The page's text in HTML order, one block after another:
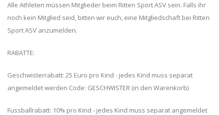
Alle Athleten müssen Mitglieder beim Ritten Sport ASV sein. Falls ihr
noch kein Mitglied seid, bitten wir euch, eine Mitgliedschaft bei Ritten
Sport ASV anzumelden.
RABATTE:
Geschwisterrabatt: 25 Euro pro Kind - jedes Kind muss separat
angemeldet werden Code: GESCHWISTER (in den Warenkorb)
Fussballrabatt: 10% pro Kind - jedes Kind muss separat angemeldet